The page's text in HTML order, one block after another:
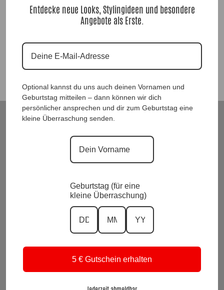
Kommentar absenden
angemeldetsein, um einen Kommentar
Suchen
ModeWelt Manu* Kainer, Kusmanekstrasse 22, 8280 Fürstenfeld
Versand und Rückgabe
Impressum und Datenschutzerklärung
Wiederrufsbelehrung
KI-Transparenz
Alle Preise inkl. Mwst.
Vertrag widerrufen
Suchen
Entdecke neue Looks, Stylingideen und besondere
Angebote als Erste.
Optional kannst du uns auch deinen Vornamen und
Geburtstag mitteilen – dann können wir dich
persönlicher ansprechen und dir zum Geburtstag eine
kleine Überraschung senden.
Geburtstag (für eine
kleine Überraschung)
5 € Gutschein erhalten